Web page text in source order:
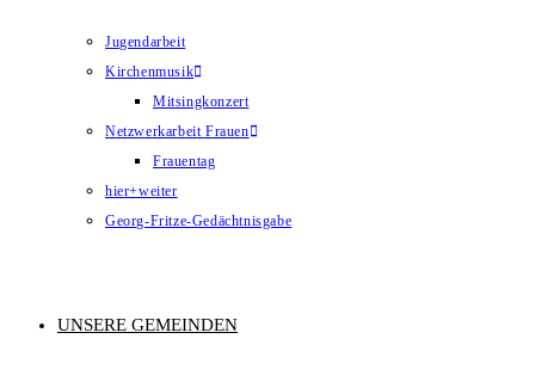
Jugendarbeit
Kirchenmusik
Mitsingkonzert
Netzwerkarbeit Frauen
Frauentag
hier+weiter
Georg-Fritze-Gedächtnisgabe
UNSERE GEMEINDEN